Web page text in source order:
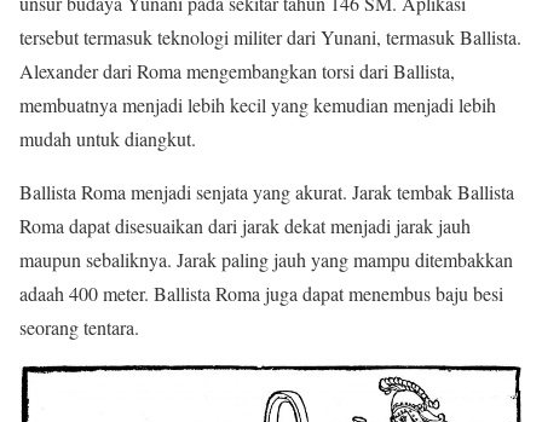
tersebut termasuk teknologi militer dari Yunani, termasuk Ballista.
Alexander dari Roma mengembangkan torsi dari Ballista,
membuatnya menjadi lebih kecil yang kemudian menjadi lebih
mudah untuk diangkut.
Ballista Roma menjadi senjata yang akurat. Jarak tembak Ballista
Roma dapat disesuaikan dari jarak dekat menjadi jarak jauh
maupun sebaliknya. Jarak paling jauh yang mampu ditembakkan
adaah 400 meter. Ballista Roma juga dapat menembus baju besi
seorang tentara.